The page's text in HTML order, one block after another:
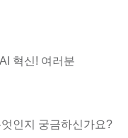
혁신! 여러분
인지 궁금하신가요?